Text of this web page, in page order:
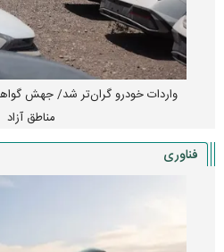
واردات خودرو گران‌تر شد/ جهش
مناطق آزاد
فناوری